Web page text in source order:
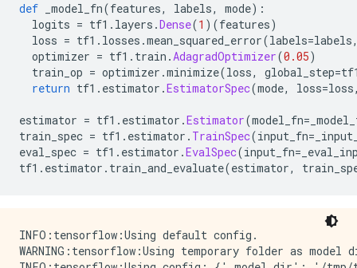
def _model_fn(features, labels, mode):
logits = tf1 . layers .Dense(1 )(features)
loss = tf1 . losses .mean_squared_error(labels=labels
optimizer = tf1 . train .AdagradOptimizer(0.05)
train_op = optimizer .minimize(loss, global_step=
return tf1 . estimator .EstimatorSpec(mode, loss=loss
estimator = tf1 . estimator .Estimator(model_fn=
train_spec = tf1 . estimator . TrainSpec(input_fn=
eval_spec = tf1 . estimator .EvalSpec(input_fn=
tf1 . estimator . train_and_evaluate(estimator,
INFO:tensorflow:Using default config.
WARNING:tensorflow:Using temporary folder as